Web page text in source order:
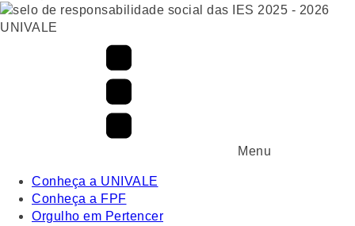
UNIVALE
Menu
Conheça a UNIVALE
Conheça a FPF
Orgulho em Pertencer